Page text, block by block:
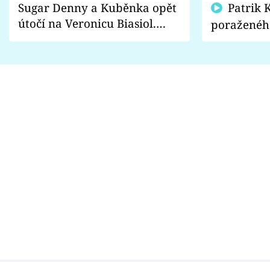
Sugar Denny a Kuběnka opět
útočí na Veronicu Biasiol.
Proč je podle nich falešná a
fanoušci